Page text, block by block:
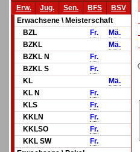
Erw.
Jug. Sen. BFS
BSV
Erwachsene \ Meisterschaft
BZL
Fr.
Mä.
BZKL
Mä.
BZKL N
Fr.
BZKL S
Fr.
KL
Mä.
KL N
Fr.
KLS
Fr.
KKLN
Fr.
KKLSO
Fr.
KKL SW
Fr.